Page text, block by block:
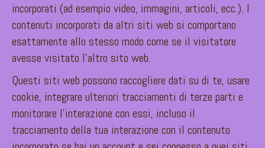
incorporati (ad esempio video, immagini, articoli, ecc.). I
contenuti incorporati da altri siti web si comportano
esattamente allo stesso modo come se il visitatore
avesse visitato l’altro sito web.
Questi siti web possono raccogliere dati su di te, usare
cookie, integrare ulteriori tracciamenti di terze parti e
monitorare l’interazione con essi, incluso il
tracciamento della tua interazione con il contenuto